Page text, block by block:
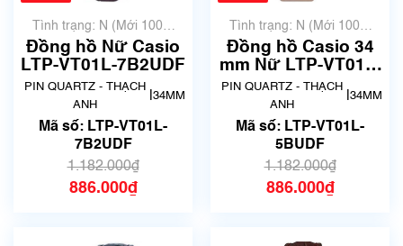
Tình trạng: N (Mới 100%
chưa qua sử dụng)
Đồng hồ Nữ Casio
LTP-VT01L-7B2UDF
PIN QUARTZ - THẠCH
ANH
34MM
Mã số: LTP-VT01L-
7B2UDF
1.182.000₫
886.000₫
Tình trạng: N (Mới 100%
chưa qua sử dụng)
Đồng hồ Casio 34
mm Nữ LTP-VT01L-
5BUDF
PIN QUARTZ - THẠCH
ANH
34MM
Mã số: LTP-VT01L-
5BUDF
1.182.000₫
886.000₫